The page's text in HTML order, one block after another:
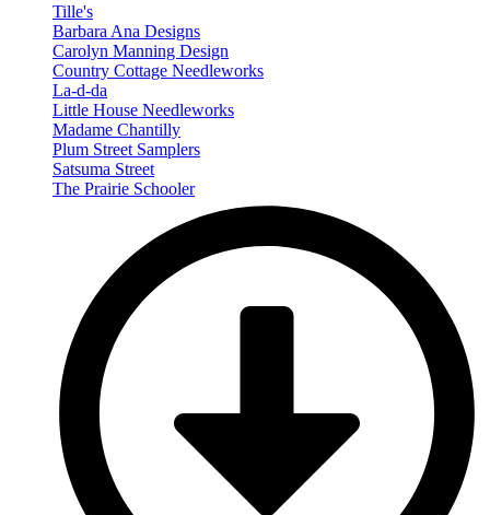
Tille's
Barbara Ana Designs
Carolyn Manning Design
Country Cottage Needleworks
La-d-da
Little House Needleworks
Madame Chantilly
Plum Street Samplers
Satsuma Street
The Prairie Schooler